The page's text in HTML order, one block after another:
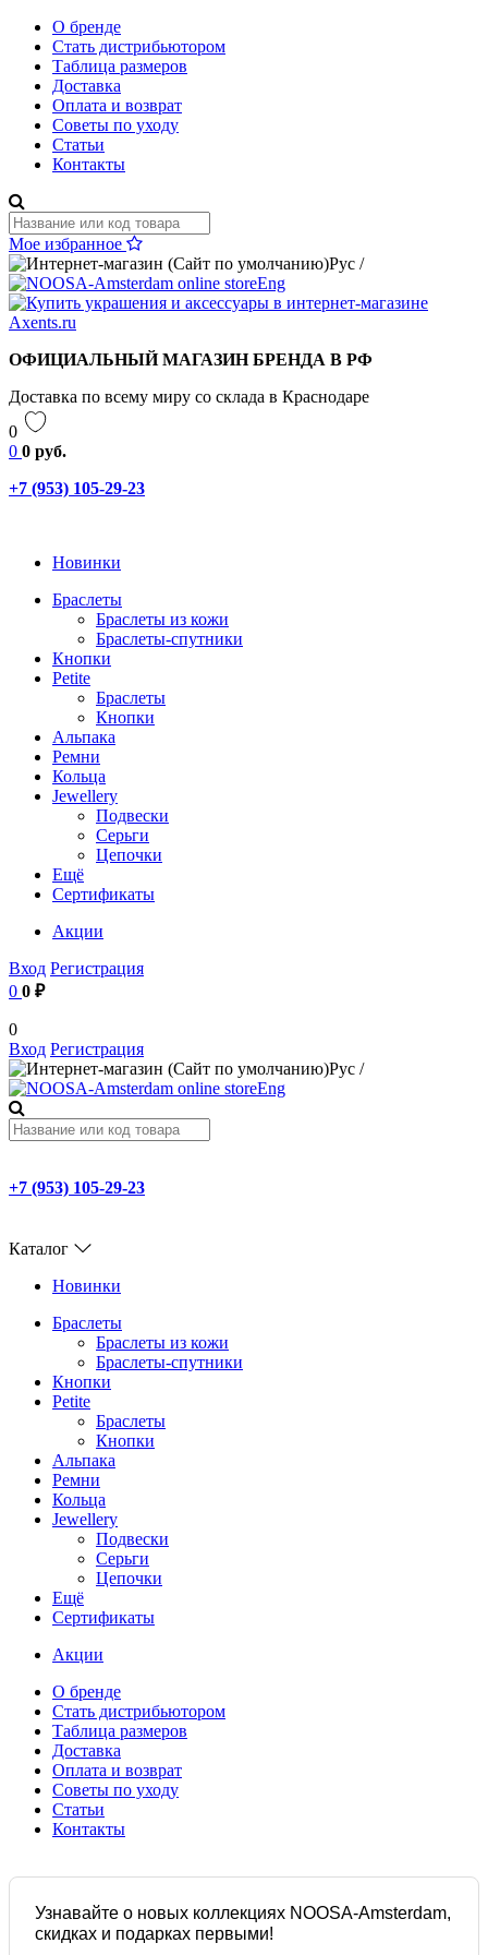
О бренде
Стать дистрибьютором
Таблица размеров
Доставка
Оплата и возврат
Советы по уходу
Статьи
Контакты
Мое избранное
Рус /
Eng
ОФИЦИАЛЬНЫЙ МАГАЗИН БРЕНДА В РФ
Доставка по всему миру со склада в Краснодаре
0
0 0 руб.
+7 (953) 105-29-23
Новинки
Браслеты
Браслеты из кожи
Браслеты-спутники
Кнопки
Petite
Браслеты
Кнопки
Альпака
Ремни
Кольца
Jewellery
Подвески
Серьги
Цепочки
Ещё
Сертификаты
Акции
Вход Регистрация
0 0 ₽
0
Вход Регистрация
Рус /
Eng
+7 (953) 105-29-23
Каталог
Новинки
Браслеты
Браслеты из кожи
Браслеты-спутники
Кнопки
Petite
Браслеты
Кнопки
Альпака
Ремни
Кольца
Jewellery
Подвески
Серьги
Цепочки
Ещё
Сертификаты
Акции
О бренде
Стать дистрибьютором
Таблица размеров
Доставка
Оплата и возврат
Советы по уходу
Статьи
Контакты
Узнавайте о новых коллекциях NOOSA-Amsterdam,
скидках и подарках первыми!